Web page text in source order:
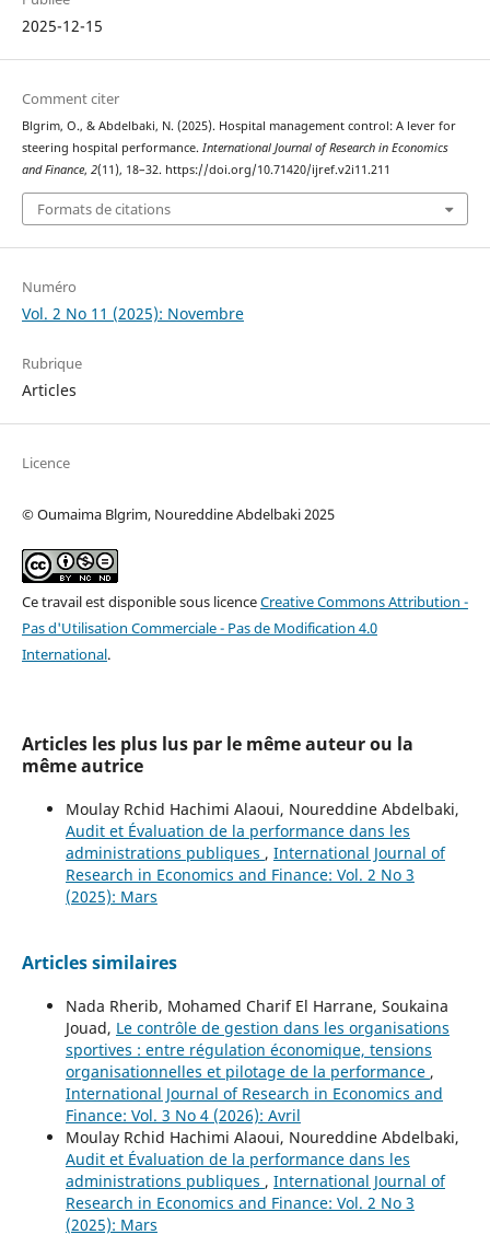
2025-12-15
Comment citer
Blgrim, O., & Abdelbaki, N. (2025). Hospital management control: A lever for
steering hospital performance. International Journal of Research in Economics
and Finance, 2(11), 18–32. https://doi.org/10.71420/ijref.v2i11.211
Formats de citations
Numéro
Vol. 2 No 11 (2025): Novembre
Rubrique
Articles
Licence
© Oumaima Blgrim, Noureddine Abdelbaki 2025
Ce travail est disponible sous licenceCreative Commons Attribution -
Pas d'Utilisation Commerciale - Pas de Modification 4.0
International.
Articles les plus lus par le même auteur ou la
même autrice
Moulay Rchid Hachimi Alaoui, Noureddine Abdelbaki,
Audit et Évaluation de la performance dans les
administrations publiques , International Journal of
Research in Economics and Finance: Vol. 2 No 3
(2025): Mars
Articles similaires
Nada Rherib, Mohamed Charif El Harrane, Soukaina
Jouad, Le contrôle de gestion dans les organisations
sportives : entre régulation économique, tensions
organisationnelles et pilotage de la performance ,
International Journal of Research in Economics and
Finance: Vol. 3 No 4 (2026): Avril
Moulay Rchid Hachimi Alaoui, Noureddine Abdelbaki,
Audit et Évaluation de la performance dans les
administrations publiques , International Journal of
Research in Economics and Finance: Vol. 2 No 3
(2025): Mars